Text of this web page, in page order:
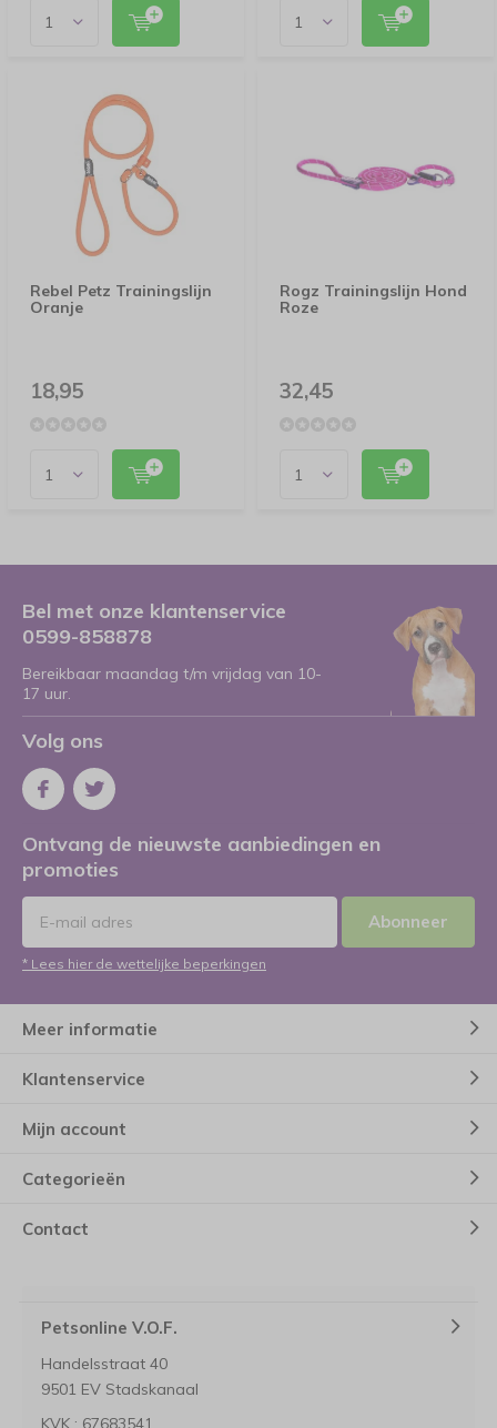
Rebel Petz Trainingslijn
Oranje
18,95
Rogz Trainingslijn Hond
Roze
32,45
Bel met onze klantenservice
0599-858878
Bereikbaar maandag t/m vrijdag van 10-
17 uur.
Volg ons
Ontvang de nieuwste aanbiedingen en
promoties
Abonneer
* Lees hier de wettelijke beperkingen
Meer informatie
Klantenservice
Mijn account
Categorieën
Contact
Petsonline V.O.F.
Handelsstraat 40
9501 EV Stadskanaal
KVK : 67683541